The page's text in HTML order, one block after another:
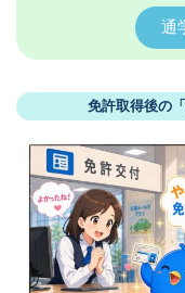
通
免許取得後の